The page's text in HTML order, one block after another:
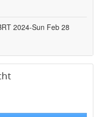
2024-Sun Feb 28